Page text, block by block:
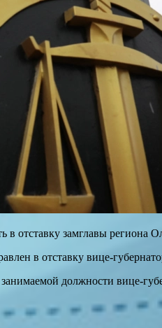
отставку замглавы региона
в отставку вице-
должности вице-